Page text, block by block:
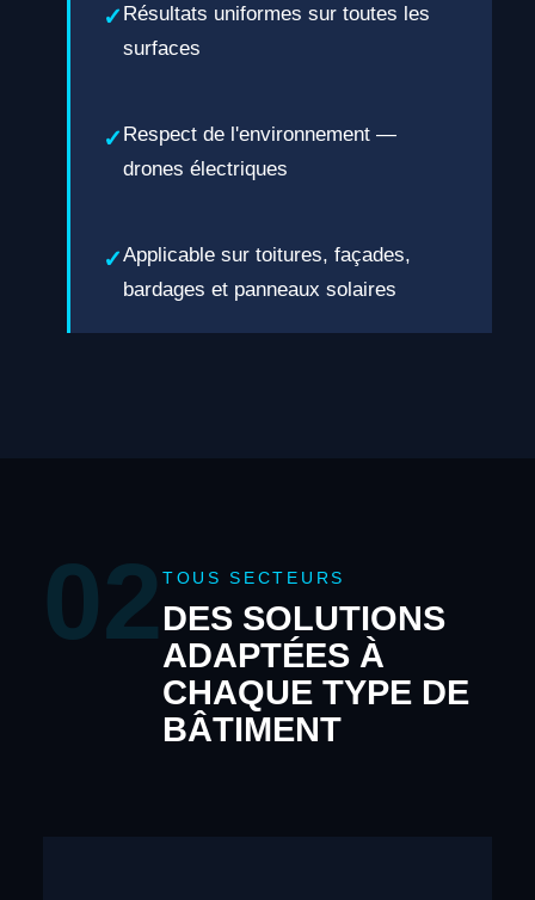
Résultats uniformes sur toutes les
surfaces
Respect de l'environnement —
drones électriques
Applicable sur toitures, façades,
bardages et panneaux solaires
02 TOUS SECTEURS
DES SOLUTIONS
ADAPTÉES À
CHAQUE TYPE DE
BÂTIMENT